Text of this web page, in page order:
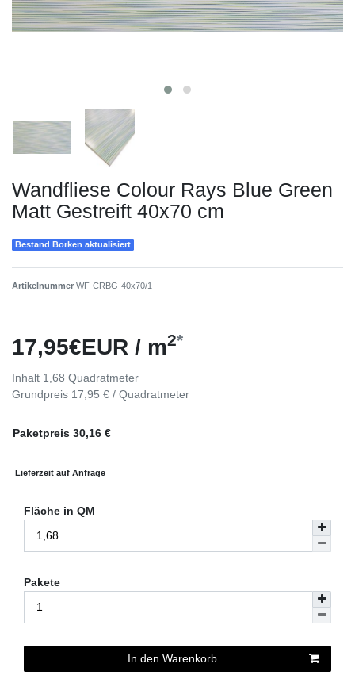
Wandfliese Colour Rays Blue Green
Matt Gestreift 40x70 cm
Bestand Borken aktualisiert
Artikelnummer WF-CRBG-40x70/1
17,95€EUR / m2*
Inhalt 1,68 Quadratmeter
Grundpreis 17,95 € / Quadratmeter
Paketpreis 30,16 €
Lieferzeit auf Anfrage
Fläche in QM
Pakete
In den Warenkorb